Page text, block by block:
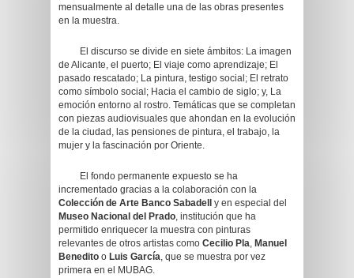
mensualmente al detalle una de las obras presentes
en la muestra.
El discurso se divide en siete ámbitos: La imagen
de Alicante, el puerto; El viaje como aprendizaje; El
pasado rescatado; La pintura, testigo social; El retrato
como símbolo social; Hacia el cambio de siglo; y, La
emoción entorno al rostro. Temáticas que se completan
con piezas audiovisuales que ahondan en la evolución
de la ciudad, las pensiones de pintura, el trabajo, la
mujer y la fascinación por Oriente.
El fondo permanente expuesto se ha
incrementado gracias a la colaboración con la
Colección de Arte Banco Sabadell
y en especial del
Museo Nacional del Prado, institución que ha
permitido enriquecer la muestra con pinturas
relevantes de otros artistas como Cecilio Pla, Manuel
Benedito o Luis García, que se muestra por vez
primera en el MUBAG.